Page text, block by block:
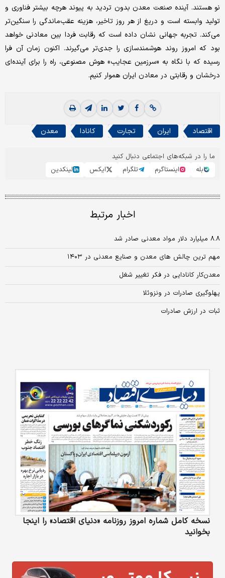
نو هستند. آینده صنعت معدن بدون تردید به پیوند هرچه بیشتر فناوری و
تولید وابسته است و دریغ از هر روز تاخیر، هزینه عقب‌‌‌ماندگی را سنگین‌‌‌تر
می‌کند. تجربه جهانی نشان داده است که رقابت فردا بین معادنی خواهد
بود که امروز روند هوشمندسازی را جدی‌‌‌تر می‌‌‌گیرند. اکنون زمان آن فرا
رسیده که با نگاه به «سرزمین عجایب» هوش مصنوعی، راه را برای آینده‌‌‌ای
درخشان و رقابتی در معادن ایران هموار کنیم.
اقتصاد ایران تجارت کانادا معدن
ما را در شبکه‌های اجتماعی دنبال کنید
بله
اینستاگرم تلگرام ایکس لینکدین
اخبار مرتبط
۸.۸ میلیارد دلار مواد معدنی‌‌‌‌‌‌‌ صادر شد
مهم ترین چالش های معدن و صنایع معدنی در ۱۴۰۳
معدن‌کار کانادایی در فکر تغییر شغل
پهلوگیری صادرات در ونزوئلا
ثبات در ارزش صادرات
نسخه کامل شماره امروز روزنامه «دنیای‌ اقتصاد» را اینجا
بخوانید